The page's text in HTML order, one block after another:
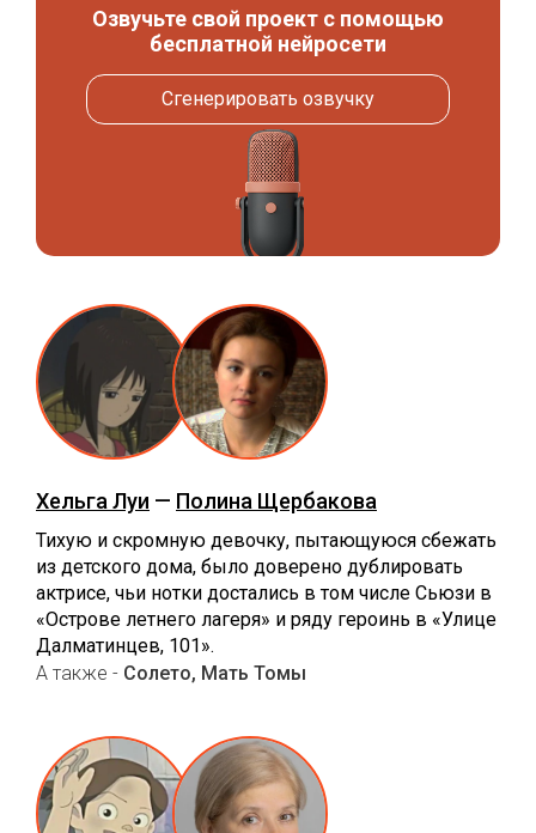
Озвучьте свой проект с помощью
бесплатной нейросети
Сгенерировать озвучку
Хельга Луи — Полина Щербакова
Тихую и скромную девочку, пытающуюся сбежать
из детского дома, было доверено дублировать
актрисе, чьи нотки достались в том числе Сьюзи в
«Острове летнего лагеря» и ряду героинь в «Улице
Далматинцев, 101».
А также - Солето, Мать Томы